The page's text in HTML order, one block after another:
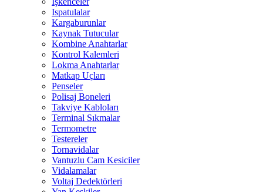
Ispatulalar
Kargaburunlar
Kaynak Tutucular
Kombine Anahtarlar
Kontrol Kalemleri
Lokma Anahtarlar
Matkap Uçları
Penseler
Polisaj Boneleri
Takviye Kabloları
Terminal Sıkmalar
Termometre
Testereler
Tornavidalar
Vantuzlu Cam Kesiciler
Vidalamalar
Voltaj Dedektörleri